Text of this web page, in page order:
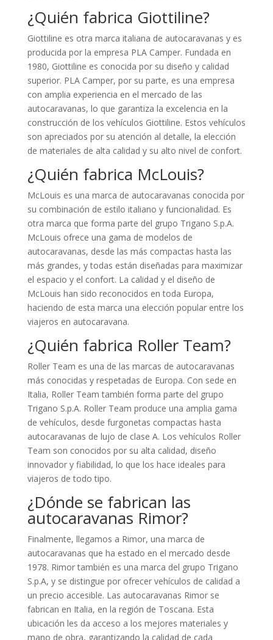
¿Quién fabrica Giottiline?
Giottiline es otra marca italiana de autocaravanas y es
producida por la empresa PLA Camper. Fundada en
1980, Giottiline es conocida por su diseño y calidad
superior. PLA Camper, por su parte, es una empresa
con amplia experiencia en el mercado de las
autocaravanas, lo que garantiza la excelencia en la
construcción de los vehículos Giottiline. Estos vehículos
son apreciados por su atención al detalle, la elección
de materiales de alta calidad y su alto nivel de confort.
¿Quién fabrica McLouis?
McLouis es una marca de autocaravanas conocida por
su combinación de estilo italiano y funcionalidad. Es
otra marca que forma parte del grupo Trigano S.p.A.
McLouis ofrece una gama de modelos de
autocaravanas, desde las más compactas hasta las
más grandes, y todas están diseñadas para maximizar
el espacio y el confort. La calidad y el diseño de
McLouis han sido reconocidos en toda Europa,
haciendo de esta marca una elección popular entre los
viajeros en autocaravana.
¿Quién fabrica Roller Team?
Roller Team es una de las marcas de autocaravanas
más conocidas y respetadas de Europa. Con sede en
Italia, Roller Team también forma parte del grupo
Trigano S.p.A. Roller Team produce una amplia gama
de vehículos, desde furgonetas compactas hasta
autocaravanas de lujo de clase A. Los vehículos Roller
Team son conocidos por su alta calidad, diseño
innovador y fiabilidad, lo que los hace ideales para
viajeros de todo tipo.
¿Dónde se fabrican las
autocaravanas Rimor?
Finalmente, llegamos a Rimor, una marca de
autocaravanas que ha estado en el mercado desde
1978. Rimor también es una marca del grupo Trigano
S.p.A, y se distingue por ofrecer vehículos de calidad a
un precio accesible. Las autocaravanas Rimor se
fabrican en Italia, en la región de Toscana. Esta
ubicación les da acceso a los mejores materiales y
mano de obra, garantizando la calidad de cada